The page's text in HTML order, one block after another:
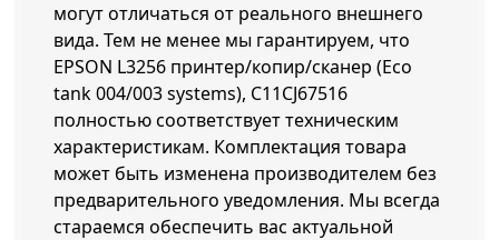
могут отличаться от реального внешнего
вида. Тем не менее мы гарантируем, что
EPSON L3256 принтер/копир/сканер (Eco
tank 004/003 systems), C11CJ67516
полностью соответствует техническим
характеристикам. Комплектация товара
может быть изменена производителем без
предварительного уведомления. Мы всегда
стараемся обеспечить вас актуальной